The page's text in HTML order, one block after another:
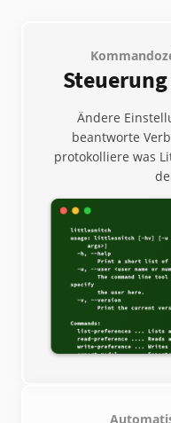
Ändere
beantworte
protokolliere was